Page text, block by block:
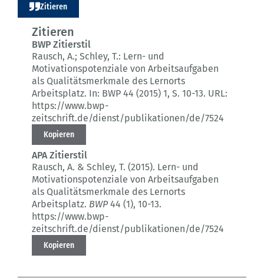
Zitieren
Zitieren
BWP Zitierstil
Rausch, A.; Schley, T.: Lern- und
Motivationspotenziale von Arbeitsaufgaben
als Qualitätsmerkmale des Lernorts
Arbeitsplatz. In: BWP 44 (2015) 1, S. 10-13. URL:
https://www.bwp-
zeitschrift.de/dienst/publikationen/de/7524
Kopieren
APA Zitierstil
Rausch, A. & Schley, T. (2015). Lern- und
Motivationspotenziale von Arbeitsaufgaben
als Qualitätsmerkmale des Lernorts
Arbeitsplatz. BWP44 (1), 10-13.
https://www.bwp-
zeitschrift.de/dienst/publikationen/de/7524
Kopieren